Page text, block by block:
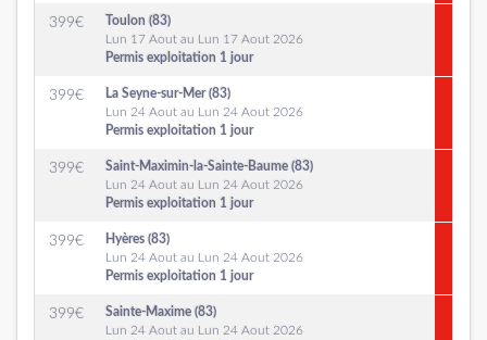
399€
Toulon (83)
Lun 17 Aout au Lun 17 Aout 2026
Permis exploitation 1 jour
399€
La Seyne-sur-Mer (83)
Lun 24 Aout au Lun 24 Aout 2026
Permis exploitation 1 jour
399€
Saint-Maximin-la-Sainte-Baume (83)
Lun 24 Aout au Lun 24 Aout 2026
Permis exploitation 1 jour
399€
Hyères (83)
Lun 24 Aout au Lun 24 Aout 2026
Permis exploitation 1 jour
399€
Sainte-Maxime (83)
Lun 24 Aout au Lun 24 Aout 2026